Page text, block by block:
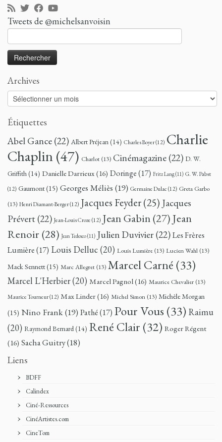
Tweets de @michelsanvoisin
Archives
Archives
Étiquettes
Abel Gance(22) Albert Préjean(14) Charles Boyer(12) Charlie
Chaplin(47) Charlot (13) Cinémagazine(22) D. W.
Griffith(14) Danielle Darrieux(16) Doringe(17) Fritz Lang(11) G. W. Pabst
(12) Gaumont(15) Georges Méliès (19) Germaine Dulac (12) Greta Garbo
(13) Henri Diamant-Berger(12) Jacques Feyder(25) Jacques
Prévert(22) Jean-Louis Croze (12) Jean Gabin (27) Jean
Renoir (28) Jean Tedesco(11) Julien Duvivier(22)Les Frères
Lumière(17) Louis Delluc (20) Louis Lumière (13) Lucien Wahl (13)
Mack Sennett(15) Marc Allegret (13) Marcel Carné (33)
Marcel L'Herbier(20) Marcel Pagnol(16) Maurice Chevalier (13)
Maurice Tourneur(12) Max Linder(16) Michel Simon (13) Michèle Morgan
(15) Nino Frank(19) Pathé(17) Pour Vous (33) Raimu
(20) Raymond Bernard(14) René Clair (32) Roger Régent
(16) Sacha Guitry(18)
Liens
BDFF
Calindex
Ciné-Ressources
CinéArtistes.com
CineTom